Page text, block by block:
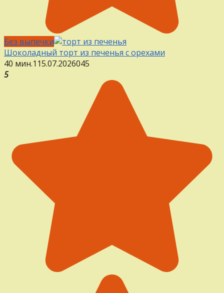
Без выпечки
Шоколадный торт из печенья с орехами
40 мин.1 15.07.2026045
5